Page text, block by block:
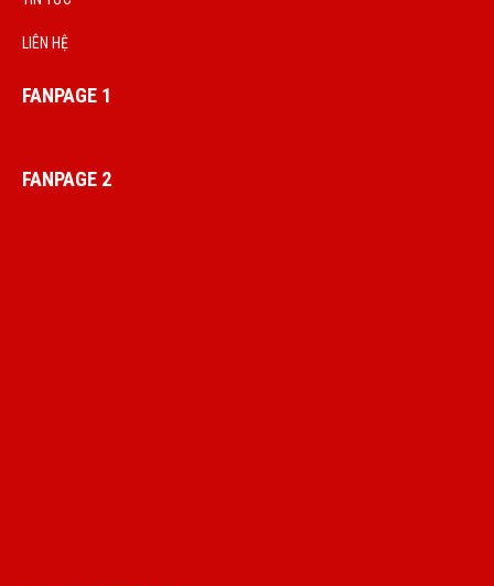
LIÊN HỆ
FANPAGE 1
FANPAGE 2